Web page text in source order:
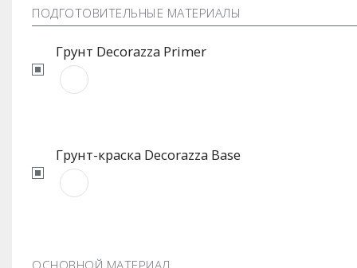
ПОДГОТОВИТЕЛЬНЫЕ МАТЕРИАЛЫ
Грунт Decorazza Primer
Грунт-краска Decorazza Base